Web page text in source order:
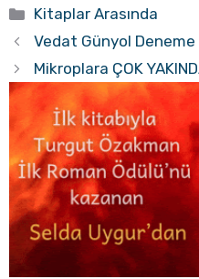
Kategoriler
Kitaplar Arasında
Vedat Günyol
Mikroplara ÇOK